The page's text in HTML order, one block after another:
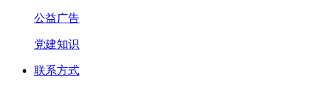
公益广告
党建知识
联系方式